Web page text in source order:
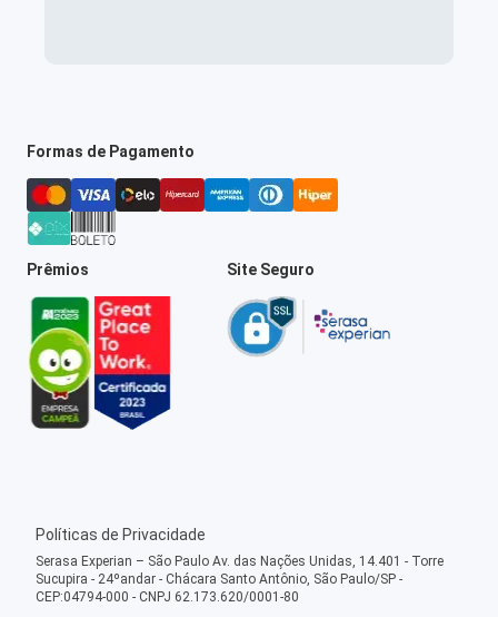
Formas de Pagamento
Prêmios Site Seguro
Políticas de Privacidade
Serasa Experian – São Paulo Av. das Nações Unidas, 14.401 - Torre
Sucupira - 24ºandar - Chácara Santo Antônio, São Paulo/SP -
CEP:04794-000 - CNPJ 62.173.620/0001-80